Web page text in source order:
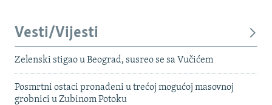
Vesti/Vijesti
Zelenski stigao u Beograd, susreo se sa Vučićem
Posmrtni ostaci pronađeni u trećoj mogućoj masovnoj
grobnici u Zubinom Potoku